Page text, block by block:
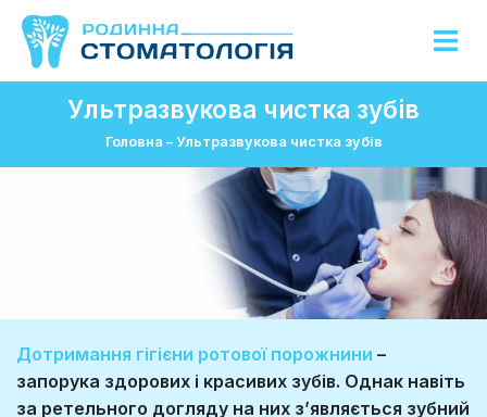
Ультразвукова чистка зубів
Головна – Ультразвукова чистка зубів
Дотримання гігієни ротової порожнини –
запорука здорових і красивих зубів. Однак навіть
за ретельного догляду на них з’являється зубний